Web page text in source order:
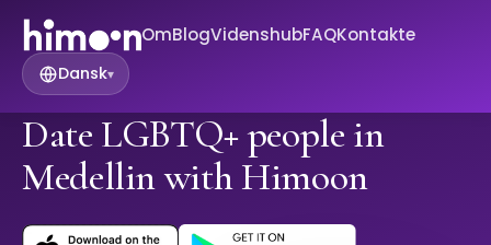
OmBlogVidenshubFAQKontakte
Dansk▾
Date LGBTQ+ people in
Medellin with Himoon